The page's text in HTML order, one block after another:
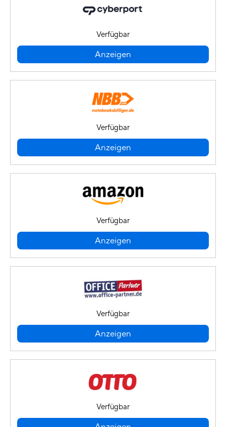
Verfügbar
Anzeigen
Verfügbar
Anzeigen
Verfügbar
Anzeigen
Verfügbar
Anzeigen
Verfügbar